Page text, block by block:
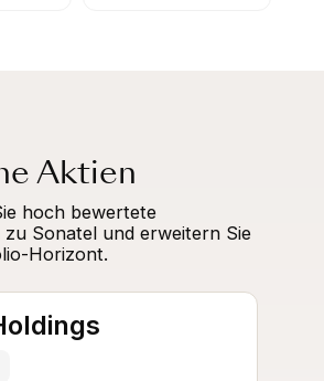
Aktien
hoch bewertete
Sonatel und erweitern Sie
Horizont.